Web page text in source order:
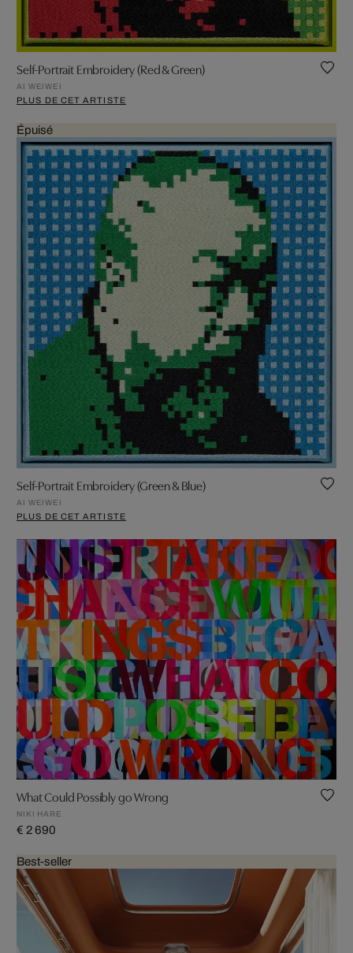
Self-Portrait Embroidery (Red & Green)
AI WEIWEI
PLUS DE CET ARTISTE
Épuisé
Self-Portrait Embroidery (Green & Blue)
AI WEIWEI
PLUS DE CET ARTISTE
What Could Possibly go Wrong
NIKI HARE
€ 2 690
Best-seller